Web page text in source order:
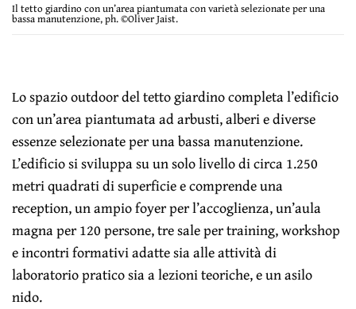
Il tetto giardino con un’area piantumata con varietà selezionate per una
bassa manutenzione, ph. ©Oliver Jaist.
Lo spazio outdoor del tetto giardino completa l’edificio
con un’area piantumata ad arbusti, alberi e diverse
essenze selezionate per una bassa manutenzione.
L’edificio si sviluppa su un solo livello di circa 1.250
metri quadrati di superficie e comprende una
reception, un ampio foyer per l’accoglienza, un’aula
magna per 120 persone, tre sale per training, workshop
e incontri formativi adatte sia alle attività di
laboratorio pratico sia a lezioni teoriche, e un asilo
nido.